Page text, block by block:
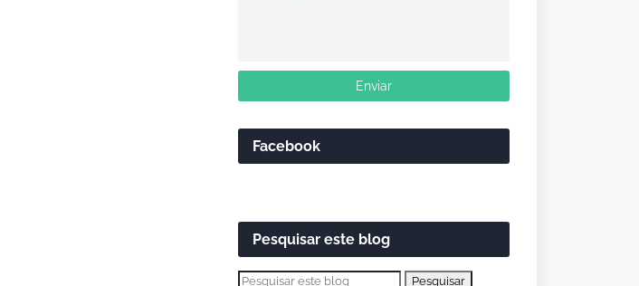
Facebook
Pesquisar este blog